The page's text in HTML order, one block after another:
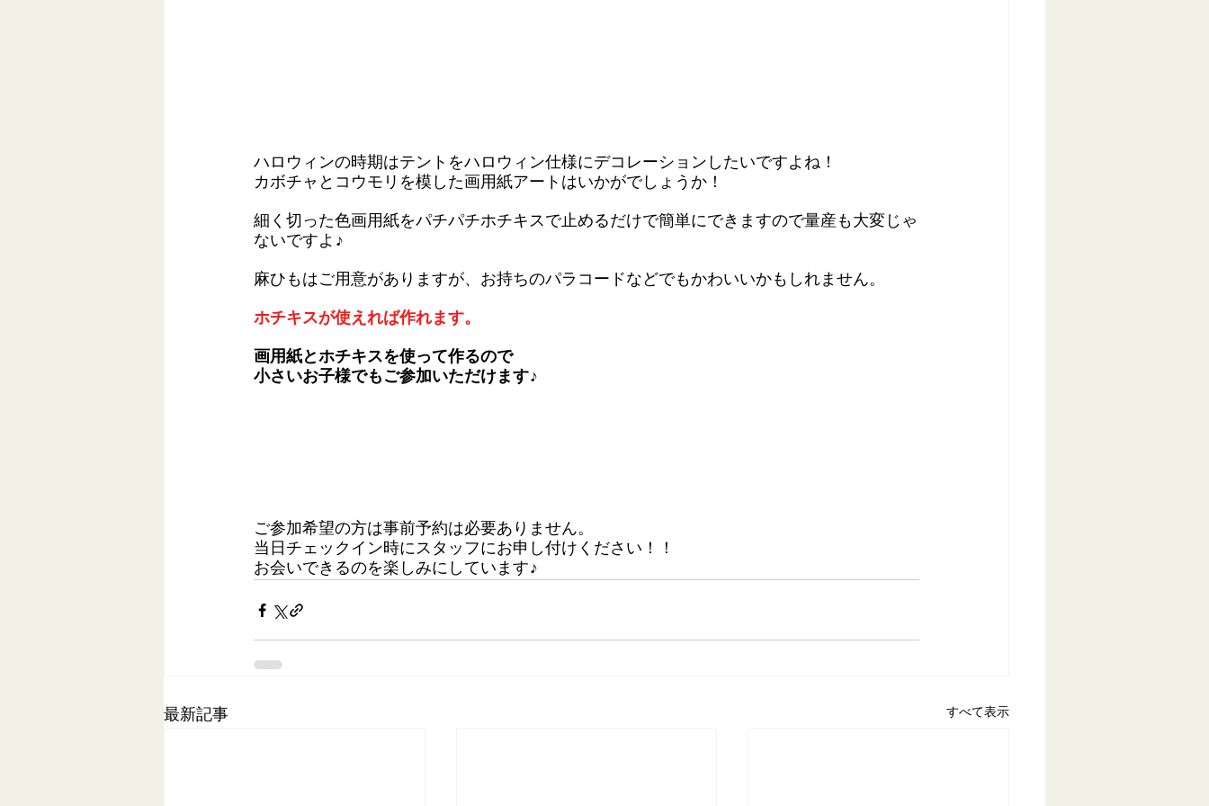
ハロウィンの時期はテントをハロウィン仕様にデコレーションしたいですよね！
カボチャとコウモリを模した画用紙アートはいかがでしょうか！
細く切った色画用紙をパチパチホチキスで止めるだけで簡単にできますので量産も大変じゃ
ないですよ♪
麻ひもはご用意がありますが、お持ちのパラコードなどでもかわいいかもしれません。
ホチキスが使えれば作れます。
画用紙とホチキスを使って作るので
小さいお子様でもご参加いただけます♪
ご参加希望の方は事前予約は必要ありません。
当日チェックイン時にスタッフにお申し付けください！！
お会いできるのを楽しみにしています♪
最新記事 すべて表示